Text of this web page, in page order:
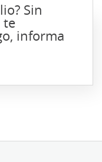
Sin
te
informa